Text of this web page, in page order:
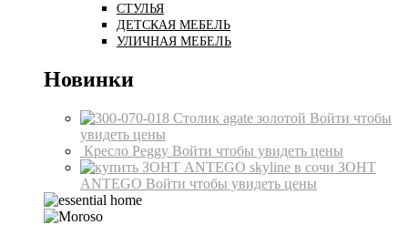
СТУЛЬЯ
ДЕТСКАЯ МЕБЕЛЬ
УЛИЧНАЯ МЕБЕЛЬ
Новинки
Столик agate золотой Войти чтобы
увидеть цены
Кресло Peggy Войти чтобы увидеть цены
ЗОНТ
ANTEGO Войти чтобы увидеть цены